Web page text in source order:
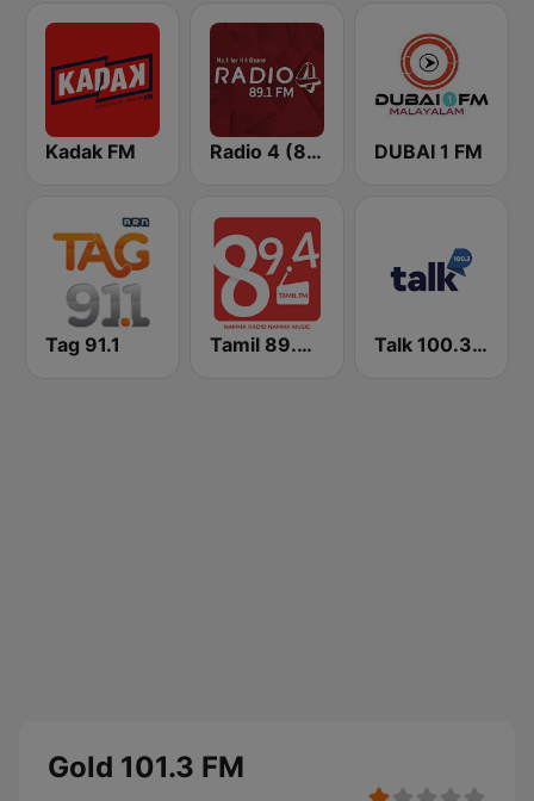
Kadak FM Radio 4 (89.1) DUBAI 1 FM
Tag 91.1 Tamil 89.4 FM Talk 100.3 FM
Gold 101.3 FM